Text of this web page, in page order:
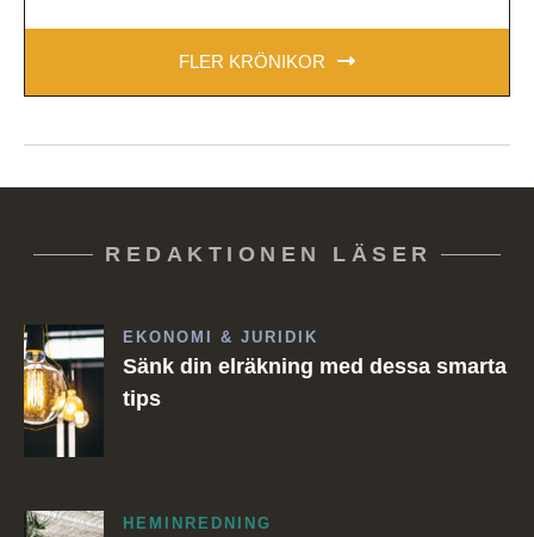
FLER KRÖNIKOR
REDAKTIONEN LÄSER
EKONOMI & JURIDIK
Sänk din elräkning med dessa smarta
tips
HEMINREDNING